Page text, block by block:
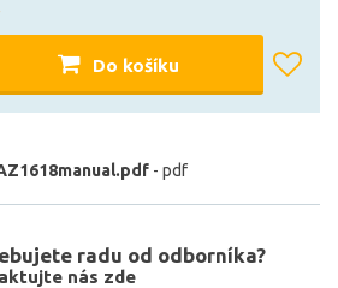
Do košíku
- pdf
radu od odborníka?
nás zde